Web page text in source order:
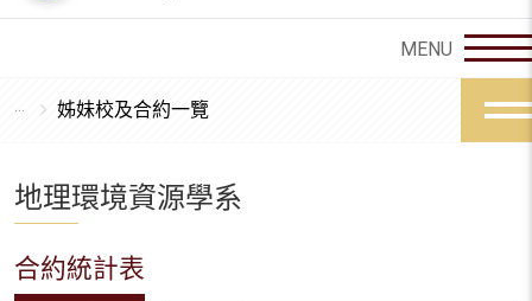
姊妹校及合約一覽
地理環境資源學系
合約統計表